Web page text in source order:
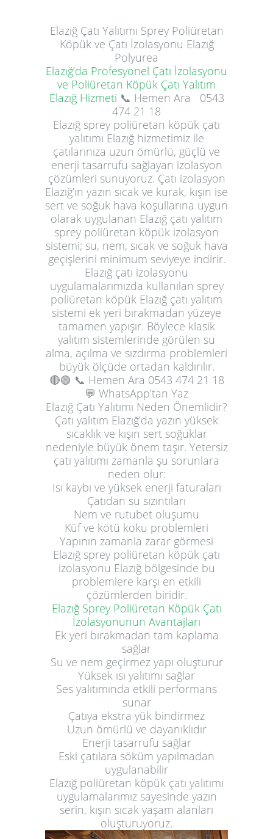
Elazığ Çatı Yalıtımı Sprey Poliüretan
Köpük ve Çatı İzolasyonu Elazığ
Polyurea
Elazığ’da Profesyonel Çatı İzolasyonu
ve Poliüretan Köpük Çatı Yalıtım
Elazığ Hizmeti 📞 Hemen Ara
0543
474 21 18
Elazığ sprey poliüretan köpük çatı
yalıtımı Elazığ hizmetimiz ile
çatılarınıza uzun ömürlü, güçlü ve
enerji tasarrufu sağlayan izolasyon
çözümleri sunuyoruz. Çatı izolasyon
Elazığ’ın yazın sıcak ve kurak, kışın ise
sert ve soğuk hava koşullarına uygun
olarak uygulanan Elazığ çatı yalıtım
sprey poliüretan köpük izolasyon
sistemi; su, nem, sıcak ve soğuk hava
geçişlerini minimum seviyeye indirir.
Elazığ çatı izolasyonu
uygulamalarımızda kullanılan sprey
poliüretan köpük Elazığ çatı yalıtım
sistemi ek yeri bırakmadan yüzeye
tamamen yapışır. Böylece klasik
yalıtım sistemlerinde görülen su
alma, açılma ve sızdırma problemleri
büyük ölçüde ortadan kaldırılır.
🔴🟢 📞 Hemen Ara 0543 474 21 18
💬 WhatsApp’tan Yaz
Elazığ Çatı Yalıtımı Neden Önemlidir?
Çatı yalıtım Elazığ’da yazın yüksek
sıcaklık ve kışın sert soğuklar
nedeniyle büyük önem taşır. Yetersiz
çatı yalıtımı zamanla şu sorunlara
neden olur:
Isı kaybı ve yüksek enerji faturaları
Çatıdan su sızıntıları
Nem ve rutubet oluşumu
Küf ve kötü koku problemleri
Yapının zamanla zarar görmesi
Elazığ sprey poliüretan köpük çatı
izolasyonu Elazığ bölgesinde bu
problemlere karşı en etkili
çözümlerden biridir.
Elazığ Sprey Poliüretan Köpük Çatı
İzolasyonunun Avantajları
Ek yeri bırakmadan tam kaplama
sağlar
Su ve nem geçirmez yapı oluşturur
Yüksek ısı yalıtımı sağlar
Ses yalıtımında etkili performans
sunar
Çatıya ekstra yük bindirmez
Uzun ömürlü ve dayanıklıdır
Enerji tasarrufu sağlar
Eski çatılara söküm yapılmadan
uygulanabilir
Elazığ poliüretan köpük çatı yalıtımı
uygulamalarımız sayesinde yazın
serin, kışın sıcak yaşam alanları
oluşturuyoruz.